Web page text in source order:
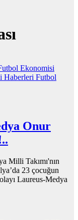
Onur
Milli Takımı'nın
23 çocuğun
Laureus-Medya